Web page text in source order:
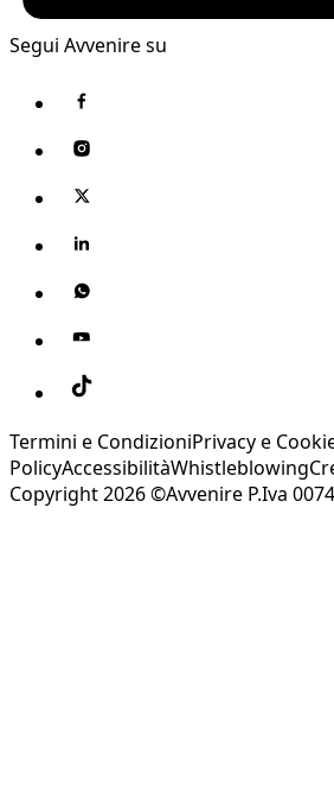
Segui Avvenire su
Termini e CondizioniPrivacy e
PolicyAccessibilitàWhistleblowing
Copyright 2026 ©Avvenire P.Iva